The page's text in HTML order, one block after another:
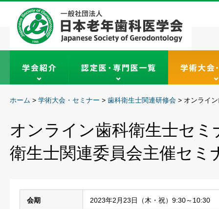
ホーム > 学術大会・セミナー > 歯科衛生士関連研修会 > オンライ
オンライン歯科衛生士セミ
衛生士関連委員会主催セミ
会期 2023年2月23日（木・祝）9:30～10:30